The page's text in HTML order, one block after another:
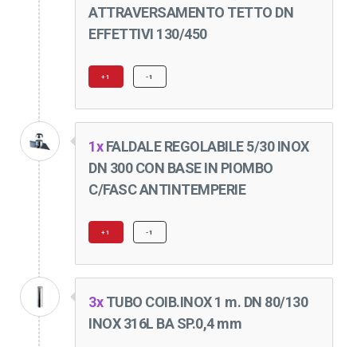
ATTRAVERSAMENTO TETTO DN
EFFETTIVI 130/450
+1 -1
1xFALDALE REGOLABILE 5/30 INOX
DN 300 CON BASE IN PIOMBO
C/FASC ANTINTEMPERIE
+1 -1
3xTUBO COIB.INOX 1 m. DN 80/130
INOX 316L BA SP.0,4 mm